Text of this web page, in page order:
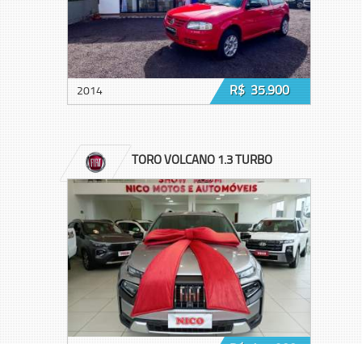
2014 R$ 35.900
TORO VOLCANO 1.3 TURBO